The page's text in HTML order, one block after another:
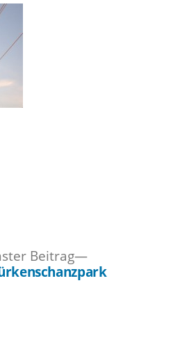
Beitrag
Nächster
Beitrag: